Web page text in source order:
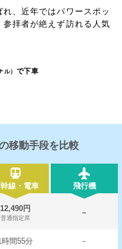
れ、近年ではパワースポッ
参拝者が絶えず訪れる人気
ル） で下車
移動手段を比較
線・電車 飛行機
12,490円
普通指定席
－
時間55分 －